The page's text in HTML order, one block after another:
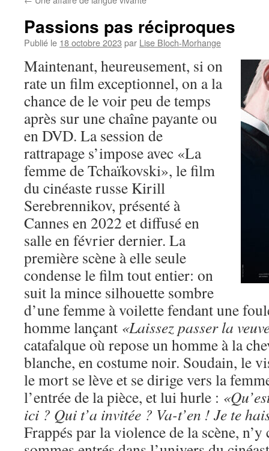
Passions pas réciproques
Publié le 18 octobre 2023 par Lise Bloch-Morhange
Maintenant, heureusement, si on
rate un film exceptionnel, on a la
chance de le voir peu de temps
après sur une chaîne payante ou
en DVD. La session de
rattrapage s’impose avec «La
femme de Tchaïkovski», le film
du cinéaste russe Kirill
Serebrennikov, présenté à
Cannes en 2022 et diffusé en
salle en février dernier. La
première scène à elle seule
condense le film tout entier: on
suit la mince silhouette sombre
d’une femme à voilette fendant une
homme lançant «Laissez passer la
catafalque où repose un homme à la
blanche, en costume noir. Soudain, le
le mort se lève et se dirige vers la
l’entrée de la pièce, et lui hurle :
ici ? Qui t’a invitée ? Va-t’en ! Je te
Frappés par la violence de la scène,